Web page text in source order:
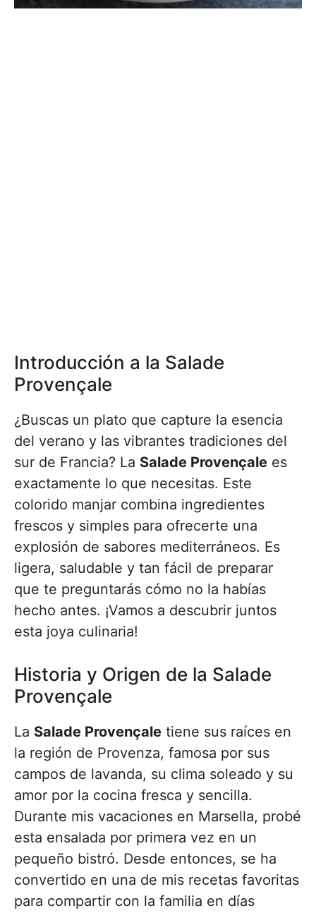
Introducción a la Salade
Provençale
¿Buscas un plato que capture la esencia
del verano y las vibrantes tradiciones del
sur de Francia? La Salade Provençale es
exactamente lo que necesitas. Este
colorido manjar combina ingredientes
frescos y simples para ofrecerte una
explosión de sabores mediterráneos. Es
ligera, saludable y tan fácil de preparar
que te preguntarás cómo no la habías
hecho antes. ¡Vamos a descubrir juntos
esta joya culinaria!
Historia y Origen de la Salade
Provençale
La Salade Provençale tiene sus raíces en
la región de Provenza, famosa por sus
campos de lavanda, su clima soleado y su
amor por la cocina fresca y sencilla.
Durante mis vacaciones en Marsella, probé
esta ensalada por primera vez en un
pequeño bistró. Desde entonces, se ha
convertido en una de mis recetas favoritas
para compartir con la familia en días